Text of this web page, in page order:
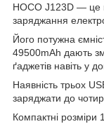
HOCO J123D — це
заряджання
Його потужна
49500mAh дають
ґаджетів навіть у
Наявність трьох
заряджати до
Компактні розміри